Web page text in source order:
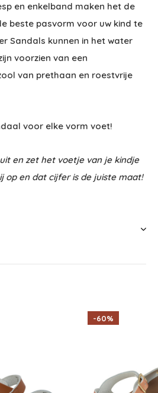
en enkelband maken het de
beste pasvorm voor uw kind te
Sandals kunnen in het water
voorzien van een
van prethaan en roestvrije
voor elke vorm voet!
en zet het voetje van je kindje
op en dat cijfer is de juiste maat!
-60%